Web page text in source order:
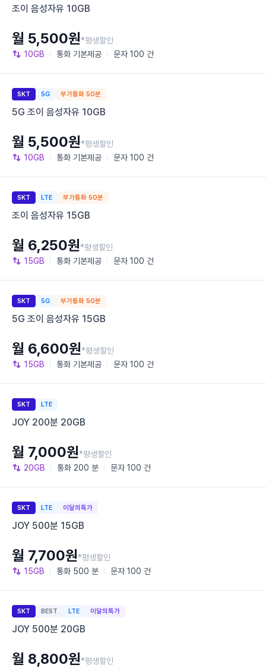
조이 음성자유 10GB
10GB 통화 기본제공 문자 100 건
월 5,500원*평생할인
SKT 5G 부가통화 50분
5G 조이 음성자유 10GB
10GB 통화 기본제공 문자 100 건
월 5,500원*평생할인
SKT LTE 부가통화 50분
조이 음성자유 15GB
15GB 통화 기본제공 문자 100 건
월 6,250원*평생할인
SKT 5G 부가통화 50분
5G 조이 음성자유 15GB
15GB 통화 기본제공 문자 100 건
월 6,600원*평생할인
SKT LTE
JOY 200분 20GB
20GB 통화 200 분 문자 100 건
월 7,000원*평생할인
SKT LTE 이달의특가
JOY 500분 15GB
15GB 통화 500 분 문자 100 건
월 7,700원*평생할인
SKT BEST LTE 이달의특가
JOY 500분 20GB
월 8,800원*평생할인